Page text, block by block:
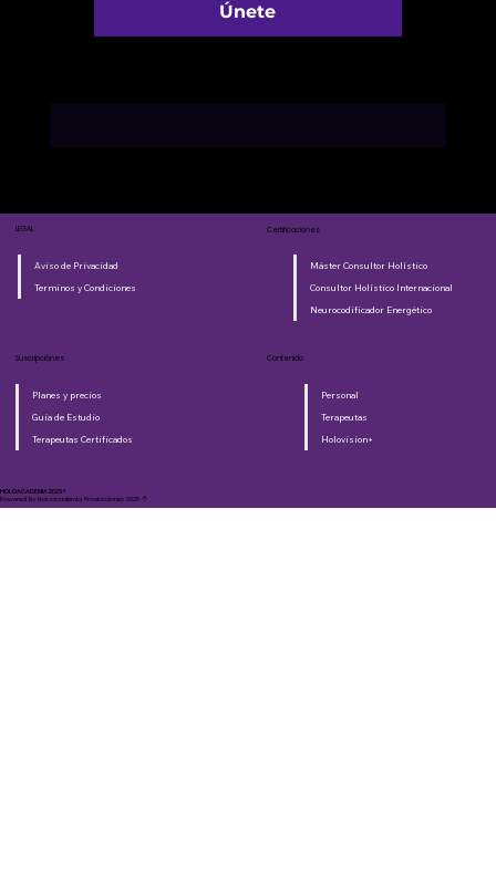
Únete
Aviso de Privacidad
Terminos y Condiciones
LEGAL
Máster Consultor Holístico
Consultor Holístico Internacional
Neurocodificador Energético
Certificaciones
Contenido
Personal
Terapeutas
Holovision+
Planes y precios
Guia de Estudio
Terapeutas Certificados
Suscripciónes
HOLOACADEMIA 2025®​
Powered By Holoacademia Producciones 2025 ©